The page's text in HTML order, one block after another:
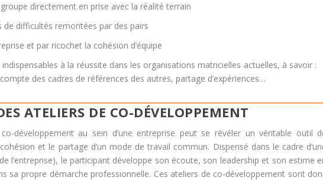
directement en prise avec la réalité terrain
de difficultés remontées par des pairs
et par ricochet la cohésion d’équipe
à la réussite dans les organisations matricielles actuelles, à savoir :
des cadres de références des autres, partage d’expériences…
ATELIERS DE CO-DÉVELOPPEMENT
développement au sein d’une entreprise peut se révéler un véritable outil
et le partage d’un mode de travail commun. Dispensé dans le cadre
l’entreprise), le participant développe son écoute, son leadership et son estime
sa propre démarche professionnelle. Ces ateliers de co-développement sont